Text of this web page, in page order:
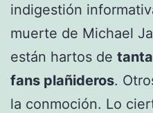
indigestión
muerte de Michael
están hartos de
fans plañideros.
la conmoción. Lo